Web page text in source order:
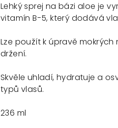
Lehký sprej na bázi aloe je
vitamín B-5, který dodává
Lze použít k úpravě
držení.
Skvěle uhladí, hydratuje a
typů vlasů.
236 ml